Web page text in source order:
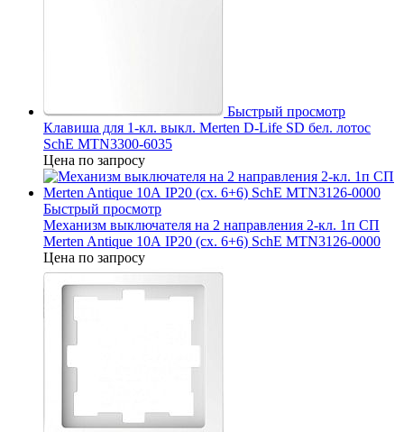
Быстрый просмотр
Клавиша для 1-кл. выкл. Merten D-Life SD бел. лотос
SchE MTN3300-6035
Цена по запросу
Быстрый просмотр
Механизм выключателя на 2 направления 2-кл. 1п СП
Merten Antique 10А IP20 (сх. 6+6) SchE MTN3126-0000
Цена по запросу